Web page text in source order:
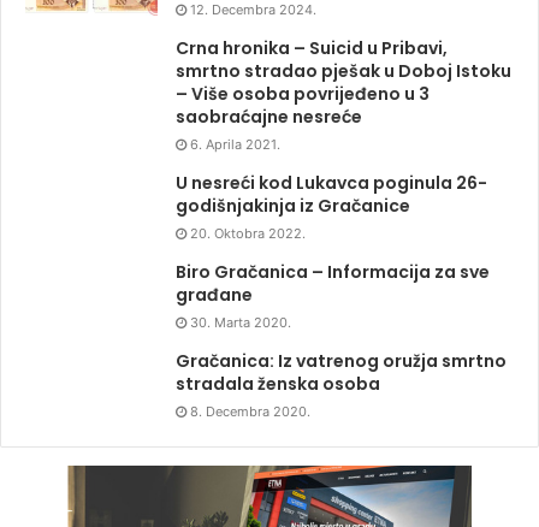
12. Decembra 2024.
Crna hronika – Suicid u Pribavi,
smrtno stradao pješak u Doboj Istoku
– Više osoba povrijeđeno u 3
saobraćajne nesreće
6. Aprila 2021.
U nesreći kod Lukavca poginula 26-
godišnjakinja iz Gračanice
20. Oktobra 2022.
Biro Gračanica – Informacija za sve
građane
30. Marta 2020.
Gračanica: Iz vatrenog oružja smrtno
stradala ženska osoba
8. Decembra 2020.